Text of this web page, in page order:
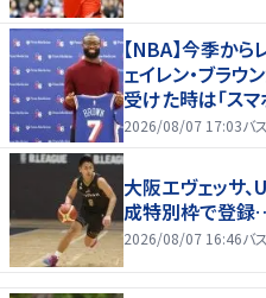
【NBA】今季か
ェイレン・ブラ
受けた時は「ス
2026/08/07 17:03バ
大阪エヴェッサ
成特別枠で登
2026/08/07 16:46バ